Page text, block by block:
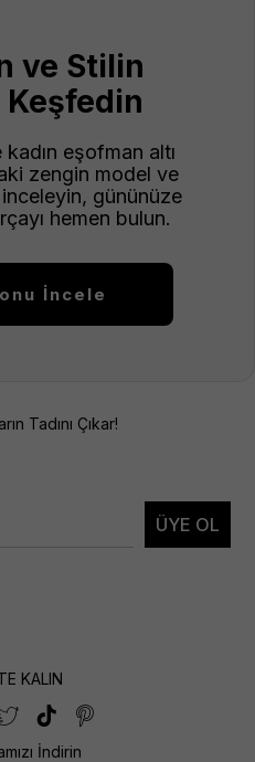
ve Stilin
eşofman altı
zengin model ve
gününüze
hemen bulun.
İncele
Tadını Çıkar!
ÜYE OL
KALIN
İndirin